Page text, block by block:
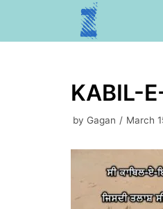
KABIL-
by Gagan March